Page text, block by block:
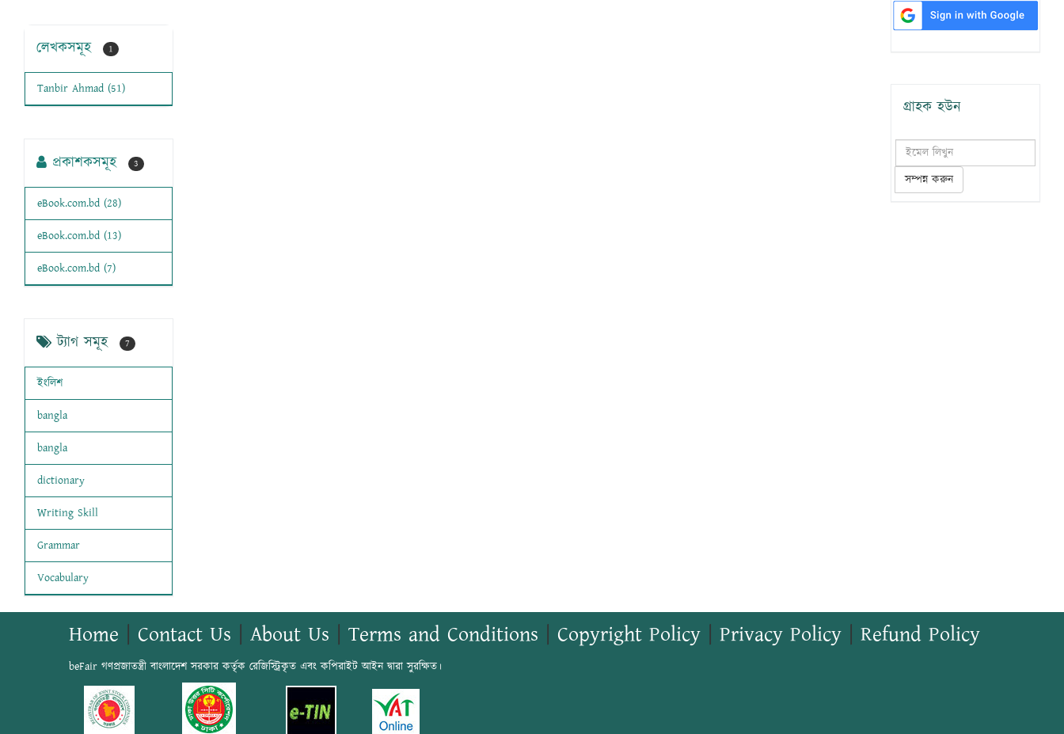
লেখকসমূহ 1
Tanbir Ahmad (51)
প্রকাশকসমূহ 3
eBook.com.bd (28)
eBook.com.bd (13)
eBook.com.bd (7)
ট্যাগ সমূহ 7
ইংলিশ
bangla
bangla
dictionary
Writing Skill
Grammar
Vocabulary
গ্রাহক হউন
সম্পন্ন করুন
Home Contact Us About Us Terms and Conditions Copyright Policy Privacy Policy Refund Policy
beFair গণপ্রজাতন্ত্রী বাংলাদেশ সরকার কর্তৃক রেজিস্ট্রিকৃত এবং কপিরাইট আইন দ্বারা সুরক্ষিত।